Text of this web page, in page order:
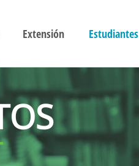
Extensión Estudiantes